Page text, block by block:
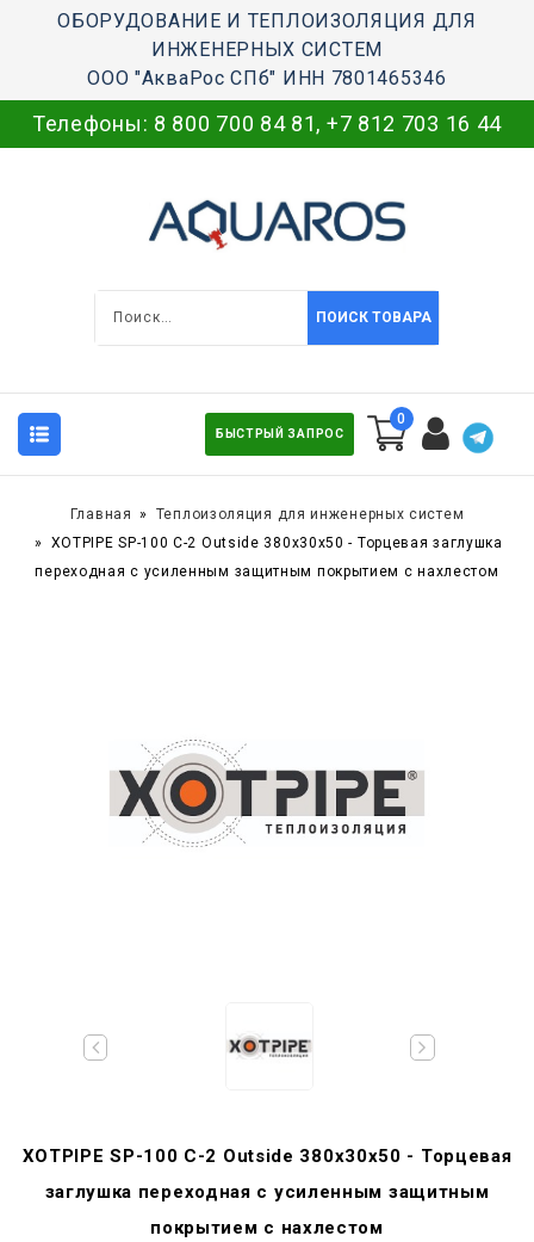
ОБОРУДОВАНИЕ И ТЕПЛОИЗОЛЯЦИЯ ДЛЯ
ИНЖЕНЕРНЫХ СИСТЕМ
ООО "АкваРос СПб" ИНН 7801465346
Телефоны: 8 800 700 84 81, +7 812 703 16 44
ПОИСК ТОВАРА
БЫСТРЫЙ ЗАПРОС
0
Главная
Теплоизоляция для инженерных систем
XOTPIPE SP-100 C-2 Outside 380x30x50 - Торцевая заглушка
переходная с усиленным защитным покрытием c нахлестом
XOTPIPE SP-100 C-2 Outside 380x30x50 - Торцевая
заглушка переходная с усиленным защитным
покрытием c нахлестом